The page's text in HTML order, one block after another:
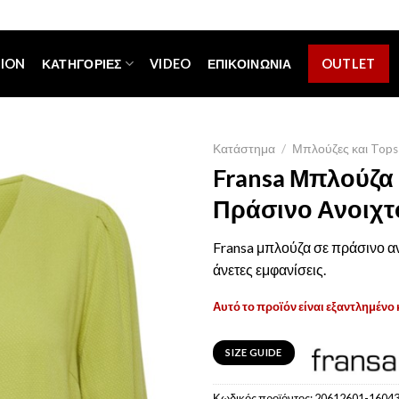
ΚΑΤΗΓΟΡΊΕΣ VIDEO ΕΠΙΚΟΙΝΩΝΊΑ OUTLET
Κατάστημα / Μπλούζες και Tops
Fransa
Πράσινο
Fransa μπλούζα σε πράσινο
άνετες εμφανίσεις.
Αυτό το προϊόν είναι
SIZE GUIDE